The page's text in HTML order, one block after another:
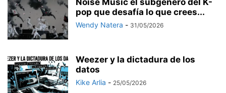
Noise Music el subgénero del K-
pop que desafía lo que crees...
Wendy Natera - 31/05/2026
Weezer y la dictadura de los
datos
Kike Arlia - 25/05/2026